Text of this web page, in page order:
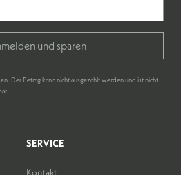
SERVICE
Kontakt
und sparen
Der Betrag kann nicht ausgezahlt werden und ist nicht